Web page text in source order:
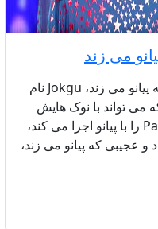
می زند
فیلم مرغی که پیانو می زند، Jokgu نام
تواند با نوک هایش
Patriotic Tune را با پیانو اجرا می کند،
و عجیبی که پیانو می زند،